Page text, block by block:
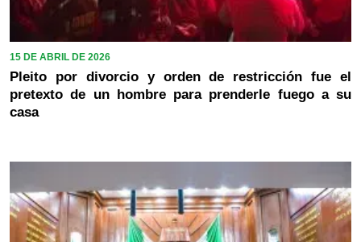
15 DE ABRIL DE 2026
Pleito por divorcio y orden de restricción fue el
pretexto de un hombre para prenderle fuego a su
casa